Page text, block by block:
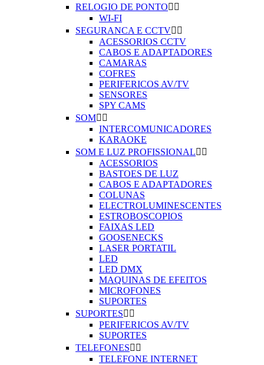
RELOGIO DE PONTO 
WI-FI
SEGURANCA E CCTV 
ACESSORIOS CCTV
CABOS E ADAPTADORES
CAMARAS
COFRES
PERIFERICOS AV/TV
SENSORES
SPY CAMS
SOM 
INTERCOMUNICADORES
KARAOKE
SOM E LUZ PROFISSIONAL 
ACESSORIOS
BASTOES DE LUZ
CABOS E ADAPTADORES
COLUNAS
ELECTROLUMINESCENTES
ESTROBOSCOPIOS
FAIXAS LED
GOOSENECKS
LASER PORTATIL
LED
LED DMX
MAQUINAS DE EFEITOS
MICROFONES
SUPORTES
SUPORTES 
PERIFERICOS AV/TV
SUPORTES
TELEFONES 
TELEFONE INTERNET